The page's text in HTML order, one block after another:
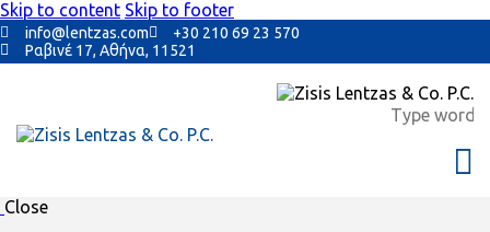
Skip to content Skip to footer
info@lentzas.com
+30 210 69 23 570
Ραβινέ 17, Αθήνα, 11521
Close